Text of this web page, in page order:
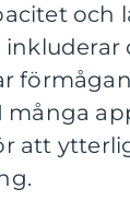
och
många
att